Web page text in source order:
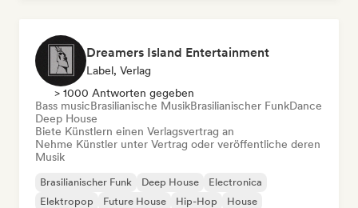
Dreamers Island Entertainment
Label, Verlag
> 1000 Antworten gegeben
Bass musicBrasilianische MusikBrasilianischer FunkDance
Deep House
Biete Künstlern einen Verlagsvertrag an
Nehme Künstler unter Vertrag oder veröffentliche deren
Musik
Brasilianischer Funk Deep House
Electronica
Elektropop
Future House Hip-Hop
House